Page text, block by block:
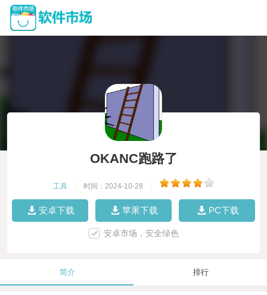
OKANC跑路了
工具 时间：2024-10-28
安卓下载 苹果下载 PC下载
安卓市场，安全绿色
简介 排行